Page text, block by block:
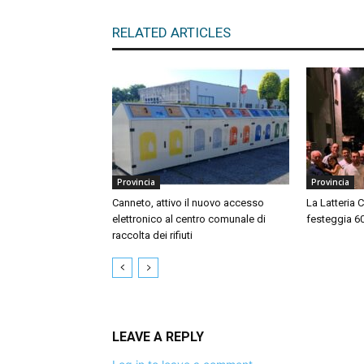
RELATED ARTICLES
Provincia
Canneto, attivo il nuovo accesso
elettronico al centro comunale di
raccolta dei rifiuti
Provincia
La Latteria
festeggia
LEAVE A REPLY